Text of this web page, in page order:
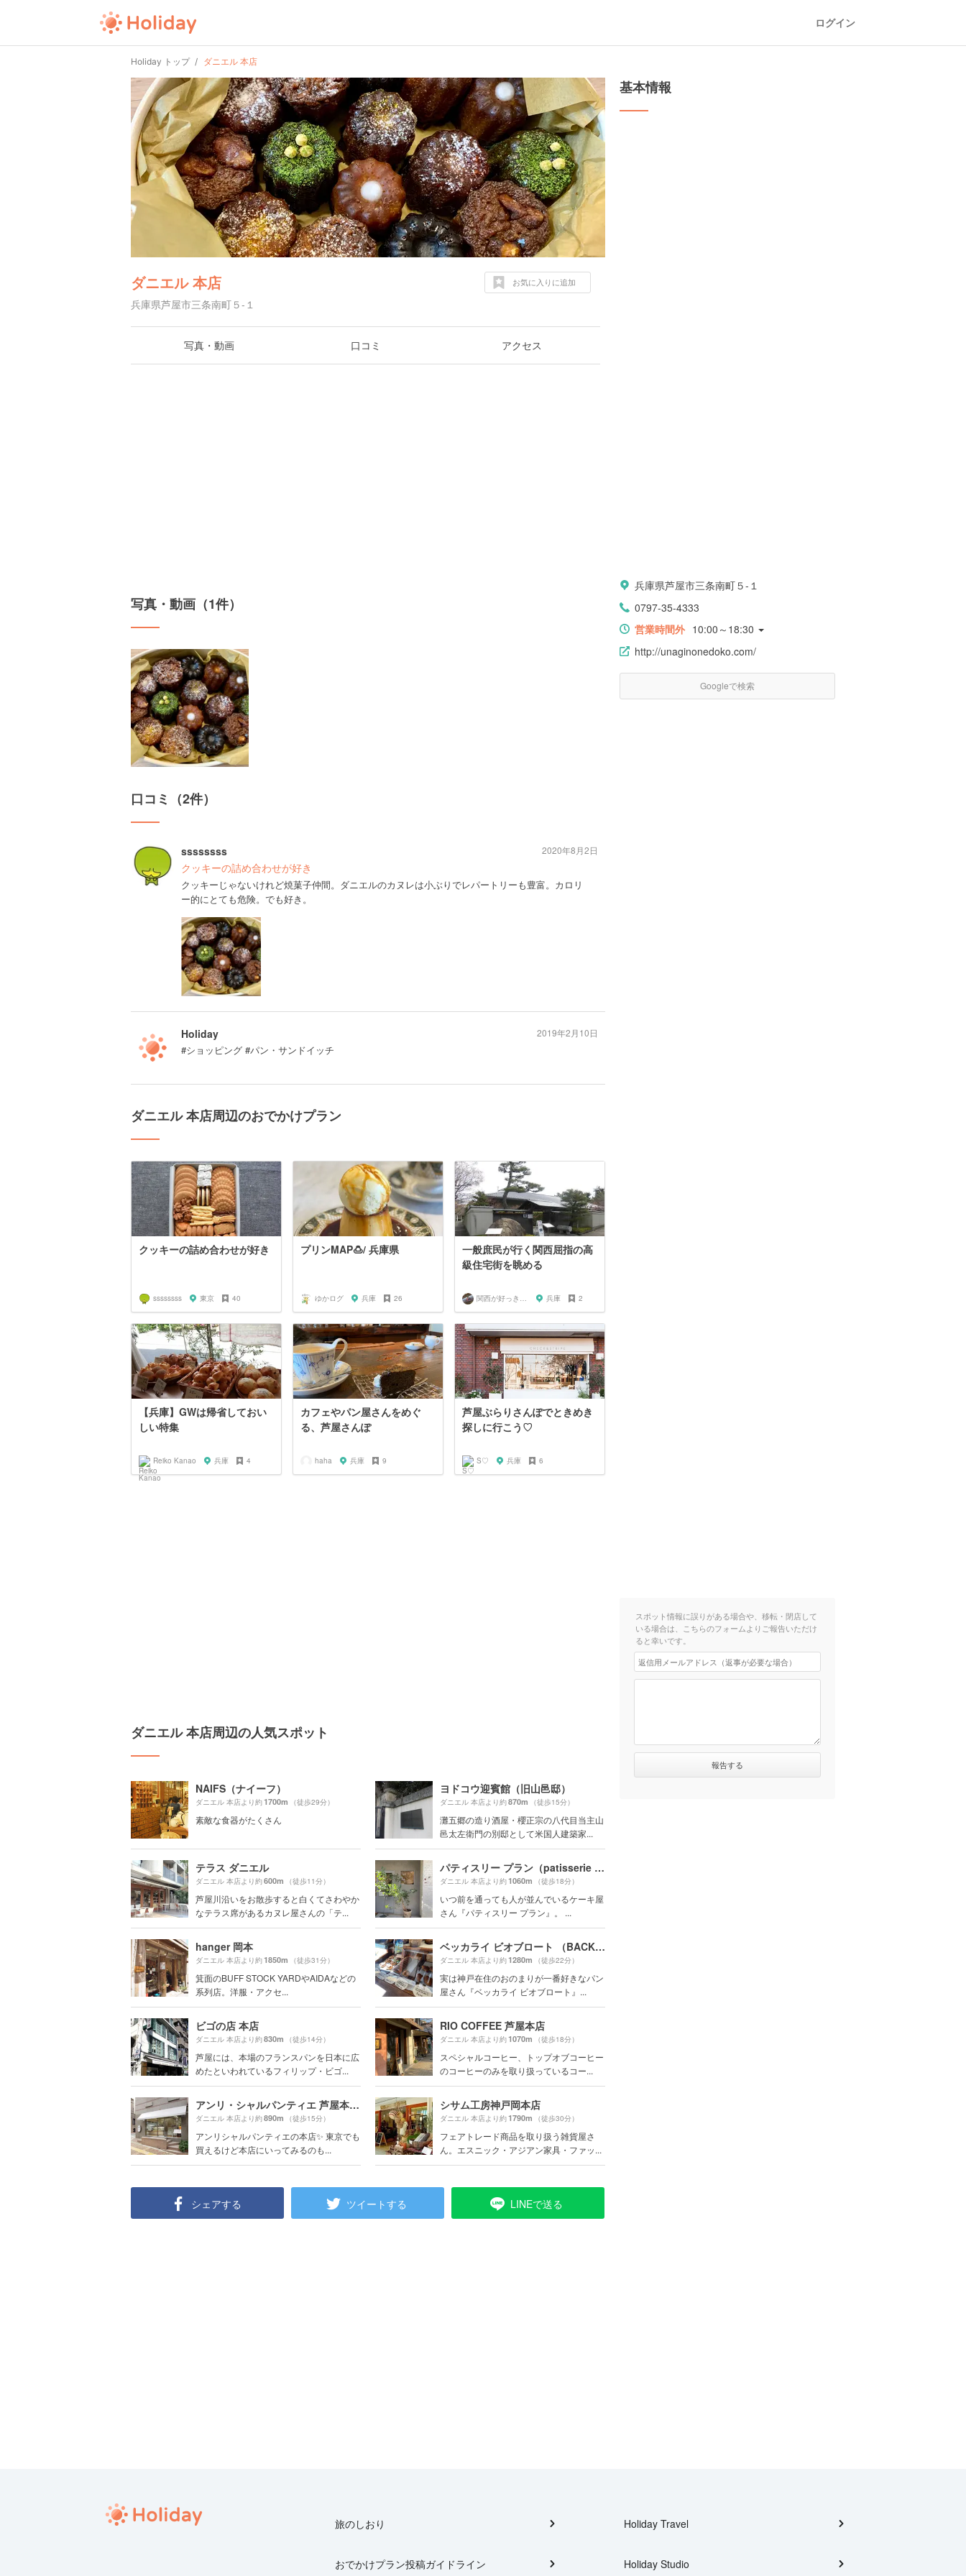
ログイン
Holiday トップ ダニエル 本店
ダニエル 本店
兵庫県芦屋市三条南町５-１
お気に入りに追加
写真・動画 口コミ アクセス
写真・動画（1件）
口コミ（2件）
ssssssss
クッキーの詰め合わせが好き
クッキーじゃないけれど焼菓子仲間。ダニエルのカヌレは小ぶりでレパートリーも豊富。カロリ
ー的にとても危険。でも好き。
2020年8月2日
Holiday
#ショッピング #パン・サンドイッチ
2019年2月10日
ダニエル 本店周辺のおでかけプラン
クッキーの詰め合わせが好き
ssssssss 東京 40
プリンMAP🍮/ 兵庫県
ゆかログ 兵庫 26
一般庶民が行く関西屈指の高
級住宅街を眺める
関西が好っきゃねん 兵庫 2
【兵庫】GWは帰省しておい
しい特集
Reiko Kanao 兵庫 4
カフェやパン屋さんをめぐ
る、芦屋さんぽ
haha 兵庫 9
芦屋ぶらりさんぽでときめき
探しに行こう♡
S♡ 兵庫 6
ダニエル 本店周辺の人気スポット
NAIFS（ナイーフ）
ダニエル 本店より約1700m （徒歩29分）
素敵な食器がたくさん
ヨドコウ迎賓館（旧山邑邸）
ダニエル 本店より約870m （徒歩15分）
灘五郷の造り酒屋・櫻正宗の八代目当主山
邑太左衛門の別邸として米国人建築家...
テラス ダニエル
ダニエル 本店より約600m （徒歩11分）
芦屋川沿いをお散歩すると白くてさわやか
なテラス席があるカヌレ屋さんの「テ...
パティスリー プラン（patisserie plein）
ダニエル 本店より約1060m （徒歩18分）
いつ前を通っても人が並んでいるケーキ屋
さん『パティスリー プラン』。 ...
hanger 岡本
ダニエル 本店より約1850m （徒歩31分）
箕面のBUFF STOCK YARDやAIDAなどの
系列店。洋服・アクセ...
ベッカライ ビオブロート （BACKEREI BIOBROT）
ダニエル 本店より約1280m （徒歩22分）
実は神戸在住のおのまりが一番好きなパン
屋さん『ベッカライ ビオブロート』...
ビゴの店 本店
ダニエル 本店より約830m （徒歩14分）
芦屋には、本場のフランスパンを日本に広
めたといわれているフィリップ・ビゴ...
RIO COFFEE 芦屋本店
ダニエル 本店より約1070m （徒歩18分）
スペシャルコーヒー、トップオブコーヒー
のコーヒーのみを取り扱っているコー...
アンリ・シャルパンティエ 芦屋本店 （HENRI CHARPENTIER）
ダニエル 本店より約890m （徒歩15分）
アンリシャルパンティエの本店✨ 東京でも
買えるけど本店にいってみるのも...
シサム工房神戸岡本店
ダニエル 本店より約1790m （徒歩30分）
フェアトレード商品を取り扱う雑貨屋さ
ん。エスニック・アジアン家具・ファッ...
シェアする ツイートする LINEで送る
基本情報
兵庫県芦屋市三条南町５-１
0797-35-4333
営業時間外 10:00～18:30
http://unaginonedoko.com/
Googleで検索
スポット情報に誤りがある場合や、移転・閉店して
いる場合は、こちらのフォームよりご報告いただけ
ると幸いです。
旅のしおり
おでかけプラン投稿ガイドライン
Holiday Travel
Holiday Studio